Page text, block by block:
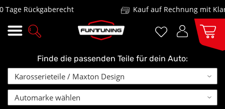
Rückgaberecht Kauf auf Rechnung mit
Finde die passenden Teile für dein Auto: